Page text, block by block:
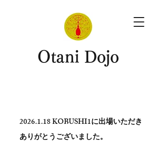
​Otani Dojo
2026.1.18KOBUSHI1に出場いただき
ありがとう​ございました。